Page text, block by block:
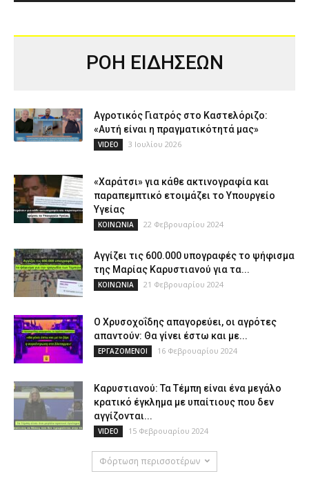
ΡΟΗ ΕΙΔΗΣΕΩΝ
Αγροτικός Γιατρός στο Καστελόριζο:
«Αυτή είναι η πραγματικότητά μας»
VIDEO 3 Ιουλίου 2026
«Χαράτσι» για κάθε ακτινογραφία και
παραπεμπτικό ετοιμάζει το Υπουργείο
Υγείας
ΚΟΙΝΩΝΙΑ 22 Φεβρουαρίου 2024
Αγγίζει τις 600.000 υπογραφές το ψήφισμα
της Μαρίας Καρυστιανού για τα...
ΚΟΙΝΩΝΙΑ 21 Φεβρουαρίου 2024
Ο Χρυσοχοΐδης απαγορεύει, οι αγρότες
απαντούν: Θα γίνει έστω και με...
ΕΡΓΑΖΟΜΕΝΟΙ 16 Φεβρουαρίου 2024
Καρυστιανού: Τα Τέμπη είναι ένα μεγάλο
κρατικό έγκλημα με υπαίτιους που δεν
αγγίζονται...
VIDEO 15 Φεβρουαρίου 2024
Φόρτωση περισσοτέρων